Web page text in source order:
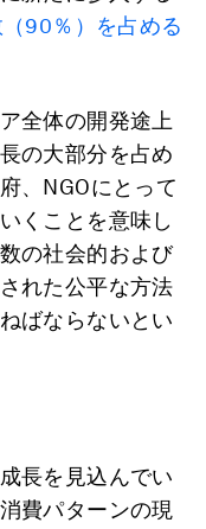
90％）を占める
全体の開発途上
の大部分を占め
、NGOにとって
くことを意味し
の社会的および
れた公平な方法
ばならないとい
長を見込んでい
費パターンの現